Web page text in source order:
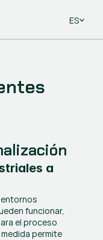
Select
ES
a
entornos
funcionar,
el proceso
permite